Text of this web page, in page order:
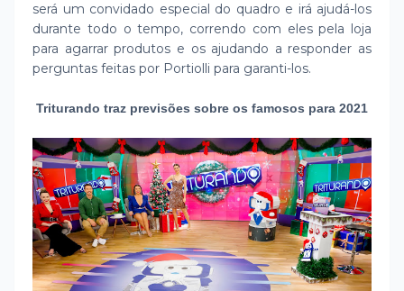
será um convidado especial do quadro e irá ajudá-los
durante todo o tempo, correndo com eles pela loja
para agarrar produtos e os ajudando a responder as
perguntas feitas por Portiolli para garanti-los.
Triturando traz previsões sobre os famosos para 2021